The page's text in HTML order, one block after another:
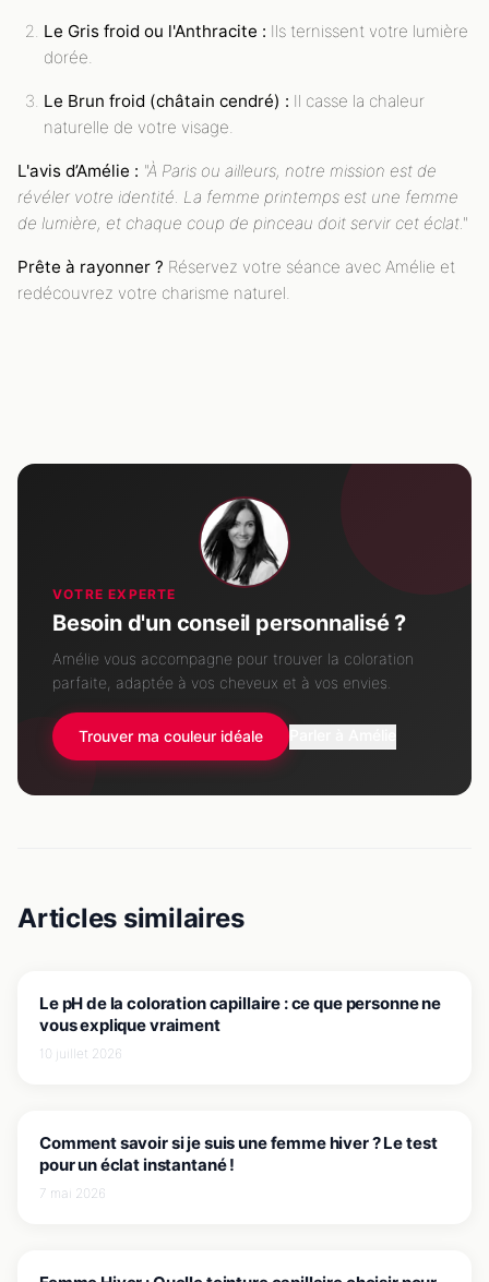
Le Gris froid ou l'Anthracite : Ils ternissent votre lumière
dorée.
Le Brun froid (châtain cendré) : Il casse la chaleur
naturelle de votre visage.
L'avis d’Amélie : "À Paris ou ailleurs, notre mission est de
révéler votre identité. La femme printemps est une femme
de lumière, et chaque coup de pinceau doit servir cet éclat."
Prête à rayonner ? Réservez votre séance avec Amélie et
redécouvrez votre charisme naturel.
VOTRE EXPERTE
Besoin d'un conseil personnalisé ?
Amélie vous accompagne pour trouver la coloration
parfaite, adaptée à vos cheveux et à vos envies.
Trouver ma couleur idéale
Articles similaires
JE COMPRENDS MA COULEUR
Le pH de la coloration capillaire : ce que personne ne
vous explique vraiment
10 juillet 2026
JE COMPRENDS MA COULEUR
Comment savoir si je suis une femme hiver ? Le test
pour un éclat instantané !
7 mai 2026
JE COMPRENDS MA COULEUR